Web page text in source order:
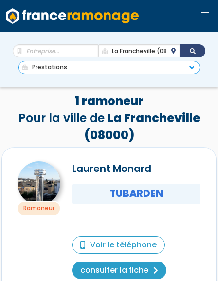
1 ramoneur
Pour la ville de La Francheville
(08000)
Ramoneur
Laurent Monard
TUBARDEN
Voir le téléphone
consulter la fiche